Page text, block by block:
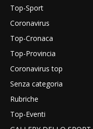
Top-Sport
Coronavirus
Top-Cronaca
Top-Provincia
Coronavirus top
Senza categoria
Rubriche
Top-Eventi